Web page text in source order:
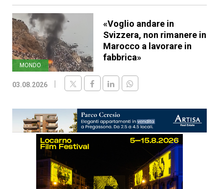
MONDO
«Voglio andare in
Svizzera, non rimanere in
Marocco a lavorare in
fabbrica»
03.08.2026